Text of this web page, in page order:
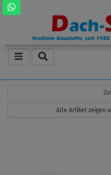
Alle Artikel zeigen